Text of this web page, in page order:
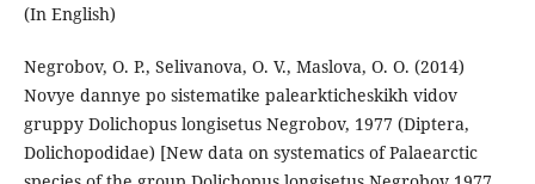
(In English)
Negrobov, O. P., Selivanova, O. V., Maslova, O. O. (2014)
Novye dannye po sistematike palearkticheskikh vidov
gruppy Dolichopus longisetus Negrobov, 1977 (Diptera,
Dolichopodidae) [New data on systematics of Palaearctic